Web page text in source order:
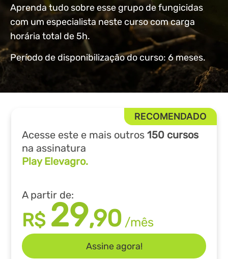
Aprenda tudo sobre esse grupo de fungicidas
com um especialista neste curso com carga
horária total de 5h.
Período de disponibilização do curso: 6 meses.
Acesse este e mais outros150 cursos
na assinatura
Play Elevagro.
A partir de:
R$ 29,90 /mês
Assine agora!